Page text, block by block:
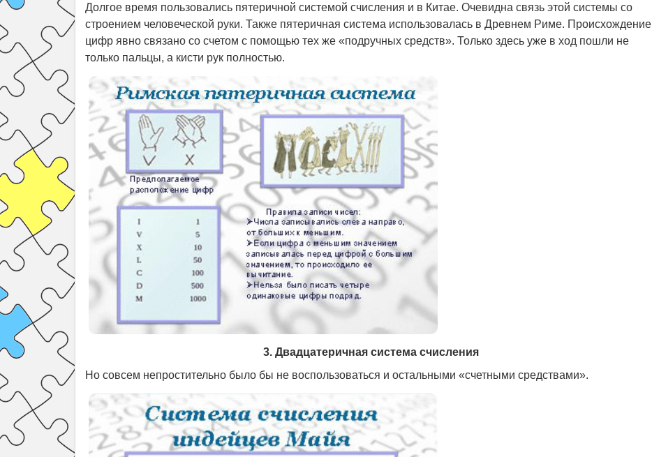
Долгое время пользовались пятеричной системой счисления и в Китае. Очевидна связь этой системы со
строением человеческой руки. Также пятеричная система использовалась в Древнем Риме. Происхождение
цифр явно связано со счетом с помощью тех же «подручных средств». Только здесь уже в ход пошли не
только пальцы, а кисти рук полностью.
3. Двадцатеричная система счисления
Но совсем непростительно было бы не воспользоваться и остальными «счетными средствами».